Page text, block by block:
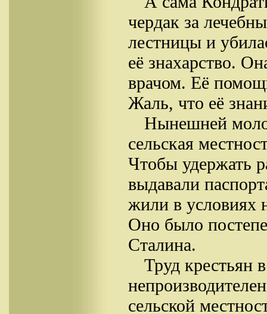
чердак за
лестницы и
её знахарство.
врачом. Её
Жаль, что её
Нынешней
сельская
Чтобы удержать
выдавали
жили в условиях
Оно было
Сталина.
Труд крестьян
сельской